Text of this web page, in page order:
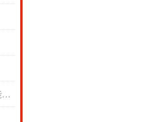
全自动纺织品发射率红外性能分析